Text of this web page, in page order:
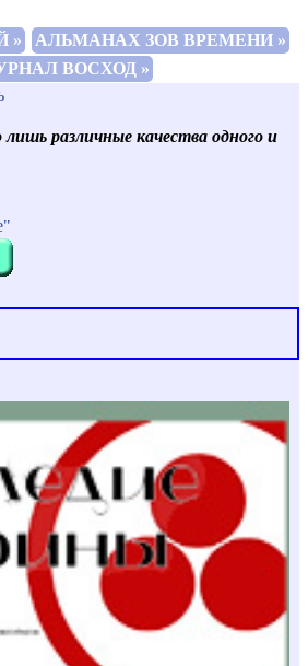
»
АЛЬМАНАХ ЗОВ ВРЕМЕНИ »
ВОСХОД »
различные качества одного и